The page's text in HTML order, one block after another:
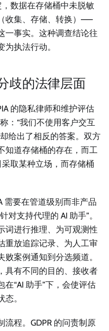
数据在存储桶中未脱敏
收集、存储、转换）——
一事实。这种调查结论往
执法行动。
歧的法律层面
的隐私律师和维护评估
：“我们不使用客户交互
给出了相反的答案。双方
知道存储桶的存在，而工
取某种立场，而存储桶
需要在管道级别而非产品
对支持代理的 AI 助手”。
词进行推理、为可观测性
重放追踪记录、为人工审
案例通知到分选频道。
具有不同的目的、接收者
“AI 助手”下，会使评估
。
流程。GDPR 的问责制原